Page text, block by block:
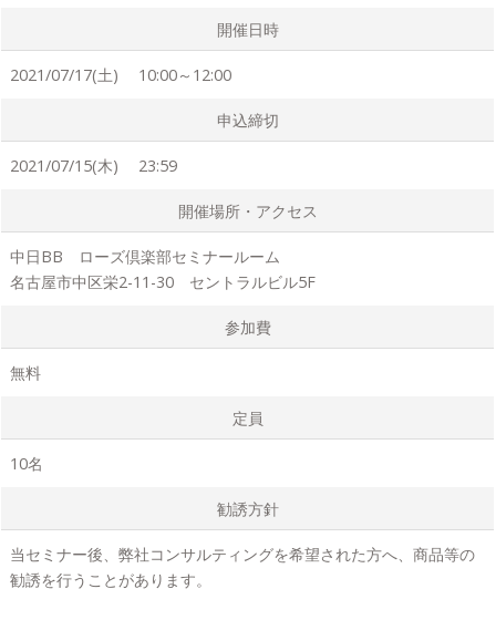
開催日時
2021/07/17(土) 10:00～12:00
申込締切
2021/07/15(木) 23:59
開催場所・アクセス
中日BB ローズ倶楽部セミナールーム
名古屋市中区栄2-11-30 セントラルビル5F
参加費
無料
定員
10名
勧誘方針
当セミナー後、弊社コンサルティングを希望された方へ、商品等の
勧誘を行うことがあります。